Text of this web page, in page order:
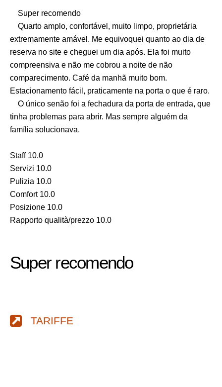
Super recomendo
Quarto amplo, confortável, muito limpo, proprietária
extremamente amável. Me equivoquei quanto ao dia de
reserva no site e cheguei um dia após. Ela foi muito
compreensiva e não me cobrou a noite de não
comparecimento. Café da manhã muito bom.
Estacionamento fácil, praticamente na porta o que é raro.
O único senão foi a fechadura da porta de entrada, que
tinha problemas para abrir. Mas sempre alguém da
família solucionava.
Staff 10.0
Servizi 10.0
Pulizia 10.0
Comfort 10.0
Posizione 10.0
Rapporto qualità/prezzo 10.0
Super recomendo
TARIFFE